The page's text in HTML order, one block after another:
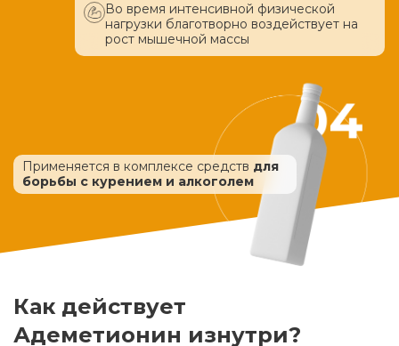
Во время интенсивной физической
нагрузки благотворно воздействует на
рост мышечной массы
Применяется в комплексе средств для
борьбы с курением и алкоголем
Как действует
Адеметионин изнутри?